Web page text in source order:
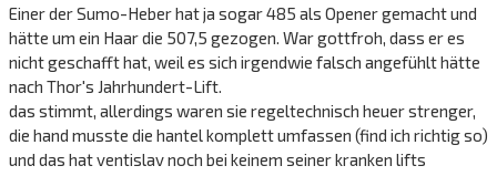
Einer der Sumo-Heber hat ja sogar 485 als Opener gemacht und
hätte um ein Haar die 507,5 gezogen. War gottfroh, dass er es
nicht geschafft hat, weil es sich irgendwie falsch angefühlt hätte
nach Thor's Jahrhundert-Lift.
das stimmt, allerdings waren sie regeltechnisch heuer strenger,
die hand musste die hantel komplett umfassen (find ich richtig so)
und das hat ventislav noch bei keinem seiner kranken lifts